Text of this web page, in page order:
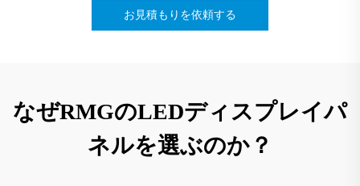
お見積もりを依頼する
なぜRMGのLEDディスプレイパ
ネルを選ぶのか？